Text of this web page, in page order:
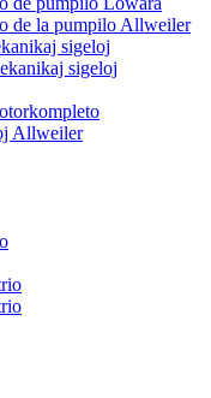
de la pumpilo Allweiler
sigeloj
sigeloj
Allweiler